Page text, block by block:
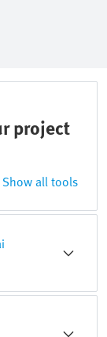
project
Show all tools